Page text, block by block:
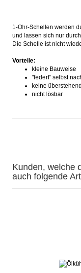
1-Ohr-Schellen werden
und lassen sich nur
Die Schelle ist nicht
Vorteile:
kleine Bauweise
"federt" selbst
keine
nicht lösbar
Kunden, welche
auch folgende